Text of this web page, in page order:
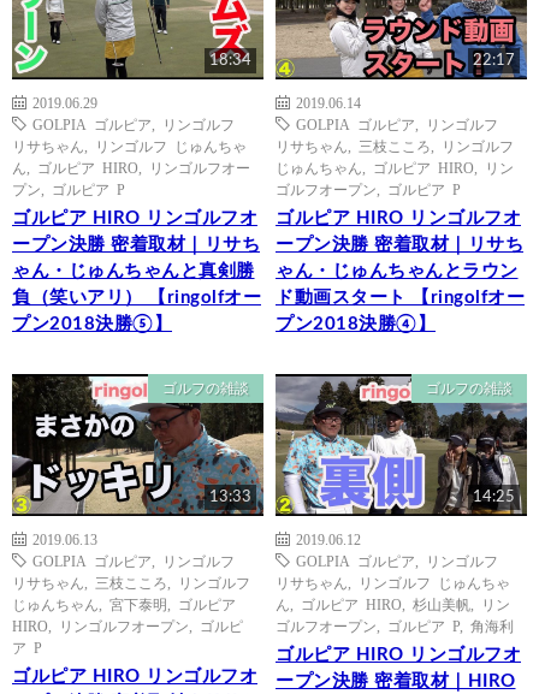
18:34
2019.06.29
GOLPIA ゴルピア
リンゴルフ
リサちゃん
リンゴルフ じゅんちゃ
ん
ゴルピア HIRO
リンゴルフオー
プン
ゴルピア P
ゴルピア HIRO リンゴルフオ
ープン決勝 密着取材｜リサち
ゃん・じゅんちゃんと真剣勝
負（笑いアリ） 【ringolfオー
プン2018決勝⑤】
22:17
2019.06.14
GOLPIA ゴルピア
リンゴルフ
リサちゃん
三枝こころ
リンゴルフ
じゅんちゃん
ゴルピア HIRO
リン
ゴルフオープン
ゴルピア P
ゴルピア HIRO リンゴルフオ
ープン決勝 密着取材｜リサち
ゃん・じゅんちゃんとラウン
ド動画スタート 【ringolfオー
プン2018決勝④】
ゴルフの雑談
13:33
2019.06.13
GOLPIA ゴルピア
リンゴルフ
リサちゃん
三枝こころ
リンゴルフ
じゅんちゃん
宮下泰明
ゴルピア
HIRO
リンゴルフオープン
ゴルピ
ア P
ゴルピア HIRO リンゴルフオ
ゴルフの雑談
14:25
2019.06.12
GOLPIA ゴルピア
リンゴルフ
リサちゃん
リンゴルフ じゅんちゃ
ん
ゴルピア HIRO 杉山美帆
リン
ゴルフオープン
ゴルピア P 角海利
ゴルピア HIRO リンゴルフオ
ープン決勝 密着取材｜HIRO